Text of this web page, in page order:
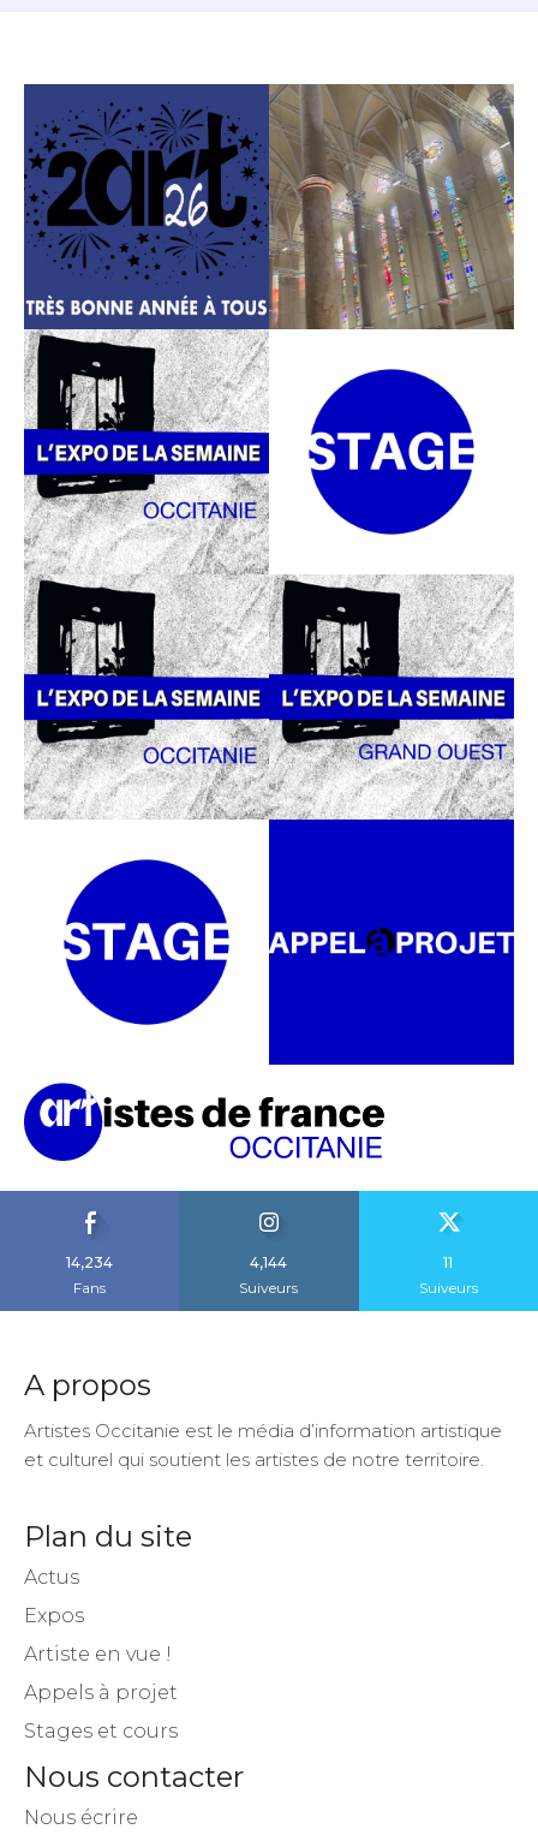
14,234
Fans
4,144
Suiveurs
11
Suiveurs
A propos
Artistes Occitanie est le média d’information artistique
et culturel qui soutient les artistes de notre territoire.
Plan du site
Actus
Expos
Artiste en vue !
Appels à projet
Stages et cours
Nous contacter
Nous écrire